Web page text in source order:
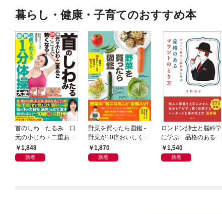
暮らし・健康・子育てのおすすめ本
首のしわ たるみ 口
元の小じわ・二重あ
ご 何歳からでもここ
まで若くなる！ 名医
1,848
新着
野菜を買ったら図鑑 -
野菜が10倍おいしくな
る保存法と64のレシピ
-
1,870
新着
ロンドン紳士と脳科学
に学ぶ 品格のあるマ
ウントのとり方
1,540
新着